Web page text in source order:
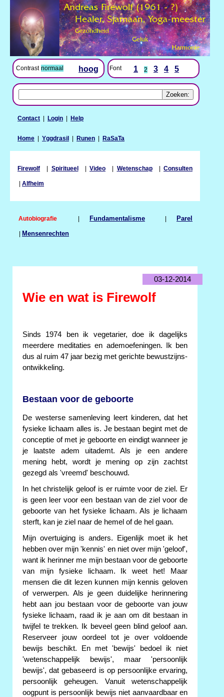
Contrast normaal hoog Font 1 2 3 4 5
Contact | Login | Help
Home | Yggdrasil | Runen | RaSaTa
Firewolf | Spiritueel| Video | Wetenschap| Consulten
| Alfheim
Autobiografie | Fundamentalisme | Parel
| Mensenrechten
03-12-2014
Wie en wat is Firewolf
Sinds 1974 ben ik vegetarier, doe ik dagelijks
meerdere meditaties en ademoefeningen. Ik ben
dus al ruim 47 jaar bezig met gerichte bewustzijns-
ontwikkeling.
Bestaan voor de geboorte
De westerse samenleving leert kinderen, dat het
fysieke lichaam alles is. Je bestaan begint met de
conceptie of met je geboorte en eindigt wanneer je
je laatste adem uitademt. Als je een andere
mening hebt, wordt je mening op zijn zachtst
gezegd als 'vreemd' beschouwd.
In het christelijk geloof is er ruimte voor de ziel. Er
is geen leer voor een bestaan van de ziel voor de
geboorte van het fysieke lichaam. Als je lichaam
sterft, kan je ziel naar de hemel of de hel gaan.
Mijn overtuiging is anders. Eigenlijk moet ik het
hebben over mijn 'kennis' en niet over mijn 'geloof',
want ik herinner me mijn bestaan voor de geboorte
van mijn fysieke lichaam. Ik weet het! Maar
mensen die dit lezen kunnen mijn kennis geloven
of verwerpen. Als je geen duidelijke herinnering
hebt aan jou bestaan voor de geboorte van jouw
fysieke lichaam, raad ik je aan om dit bestaan in
twijfel te trekken. Ik beveel geen blind geloof aan.
Reserveer jouw oordeel tot je over voldoende
bewijs beschikt. En met 'bewijs' bedoel ik niet
'wetenschappelijk bewijs', maar 'persoonlijk
bewijs', dat gebaseerd is op persoonlijke ervaring,
persoonlijk geheugen. Vanuit wetenschappelijk
oogpunt is persoonlijk bewijs niet aanvaardbaar en